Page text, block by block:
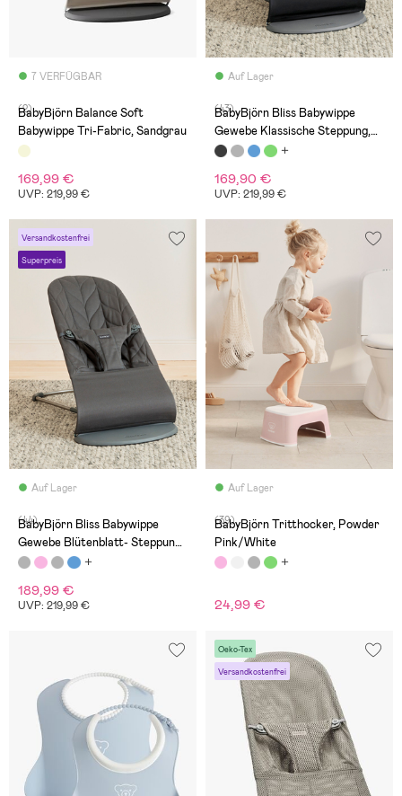
7 VERFÜGBAR
(2)
BabyBjörn Balance Soft
Babywippe Tri-Fabric, Sandgrau
169,99 €
UVP: 219,99 €
Auf Lager
(43)
BabyBjörn Bliss Babywippe
Gewebe Klassische Steppung,
Schwarz
169,90 €
UVP: 219,99 €
Versandkostenfrei
Superpreis
Auf Lager
(44)
BabyBjörn Bliss Babywippe
Gewebe Blütenblatt- Steppung,
Anthrazitgrau
189,99 €
UVP: 219,99 €
Auf Lager
(39)
BabyBjörn Tritthocker, Powder
Pink/White
24,99 €
Oeko-Tex
Versandkostenfrei